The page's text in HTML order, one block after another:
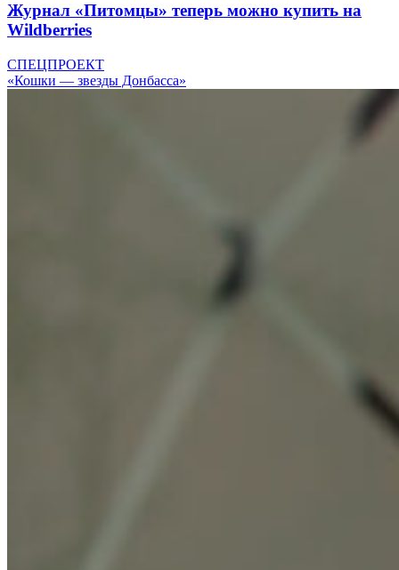
Журнал «Питомцы» теперь можно купить на
Wildberries
СПЕЦПРОЕКТ
«Кошки — звезды Донбасса»